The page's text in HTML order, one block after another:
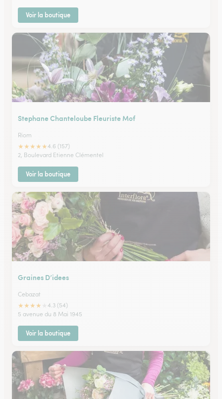
Voir la boutique
Stephane Chanteloube Fleuriste Mof
Riom
★★★★★4.6 (157)
2, Boulevard Etienne Clémentel
Voir la boutique
Graines D’idees
Cebazat
★★★★
4.3 (54)
5 avenue du 8 Mai 1945
Voir la boutique